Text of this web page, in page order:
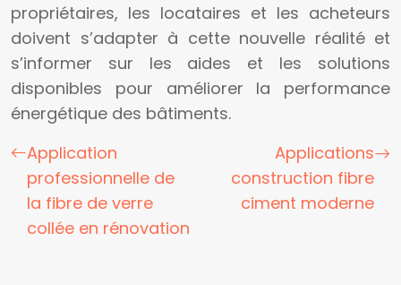
propriétaires, les locataires et les acheteurs
doivent s’adapter à cette nouvelle réalité et
s’informer sur les aides et les solutions
disponibles pour améliorer la performance
énergétique des bâtiments.
Application
professionnelle de
la fibre de verre
collée en rénovation
Applications
construction fibre
ciment moderne